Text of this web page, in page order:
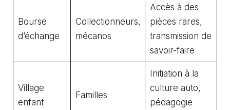
Bourse
d’échange
Collectionneurs,
mécanos
Accès à des
pièces rares,
transmission de
savoir-faire
Village
enfant
Familles
Initiation à la
culture auto,
pédagogie